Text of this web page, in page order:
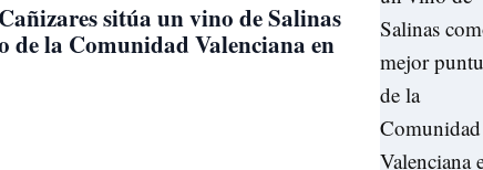
sitúa un vino de Salinas
de la Comunidad Valenciana en